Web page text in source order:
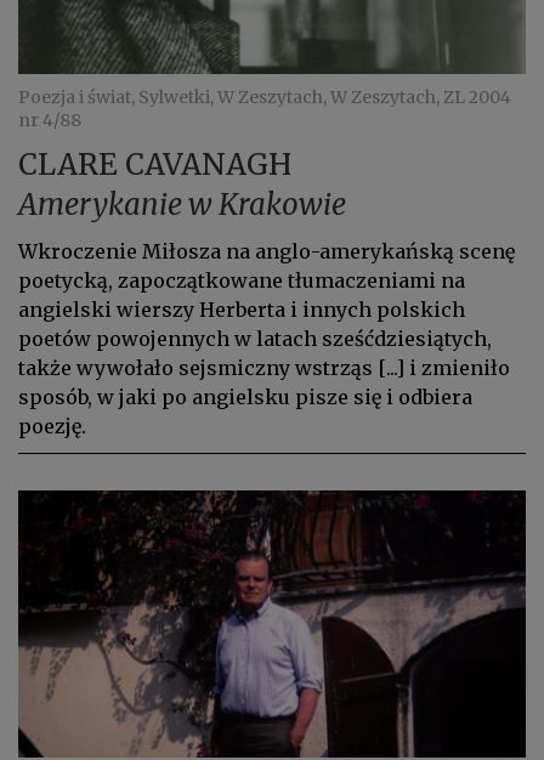
Poezja i świat, Sylwetki, W Zeszytach, W Zeszytach, ZL 2004
nr 4/88
CLARE CAVANAGH
Amerykanie w Krakowie
Wkroczenie Miłosza na anglo­-amerykańską scenę
poetycką, zapoczątkowane tłumaczeniami na
angiel­ski wierszy Herberta i innych polskich
poetów powojennych w latach sześćdziesiątych,
także wywołało sejsmiczny wstrząs [...] i zmieniło
sposób, w jaki po angiel­sku pisze się i odbiera
poezję.